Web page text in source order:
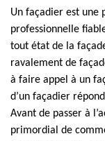
Un façadier est une
professionnelle
tout état de la
ravalement de
à faire appel à un
d’un façadier
Avant de passer à
primordial de